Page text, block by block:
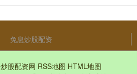
免息炒股配资
炒股配资网 RSS地图 HTML地图